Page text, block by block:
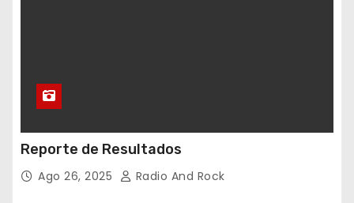
Reporte de Resultados
Ago 26, 2025 Radio And Rock